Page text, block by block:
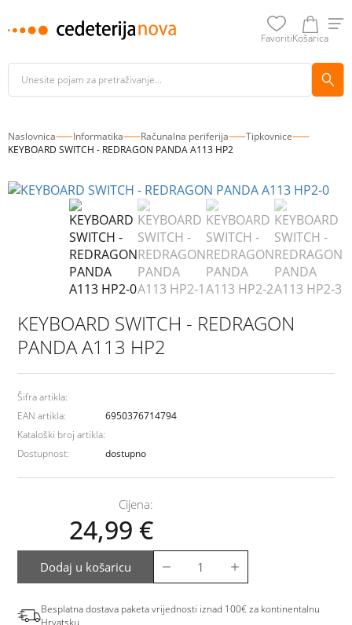
FavoritiKošarica
Naslovnica Informatika Računalna periferija
Tipkovnice
KEYBOARD SWITCH - REDRAGON PANDA A113 HP2
KEYBOARD SWITCH - REDRAGON
PANDA A113 HP2
Šifra artikla:
EAN artikla:
Kataloški broj artikla:
Dostupnost:
6950376714794
dostupno
Cijena:
24,99 €
Dodaj u košaricu
Besplatna dostava paketa vrijednosti iznad 100€ za kontinentalnu
Hrvatsku